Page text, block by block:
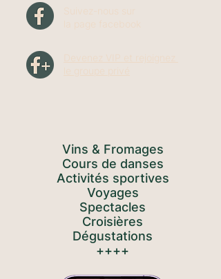
Vins & Fromages
Cours de danses
Activités sportives
Voyages
Spectacles
Croisières
Dégustations
++++